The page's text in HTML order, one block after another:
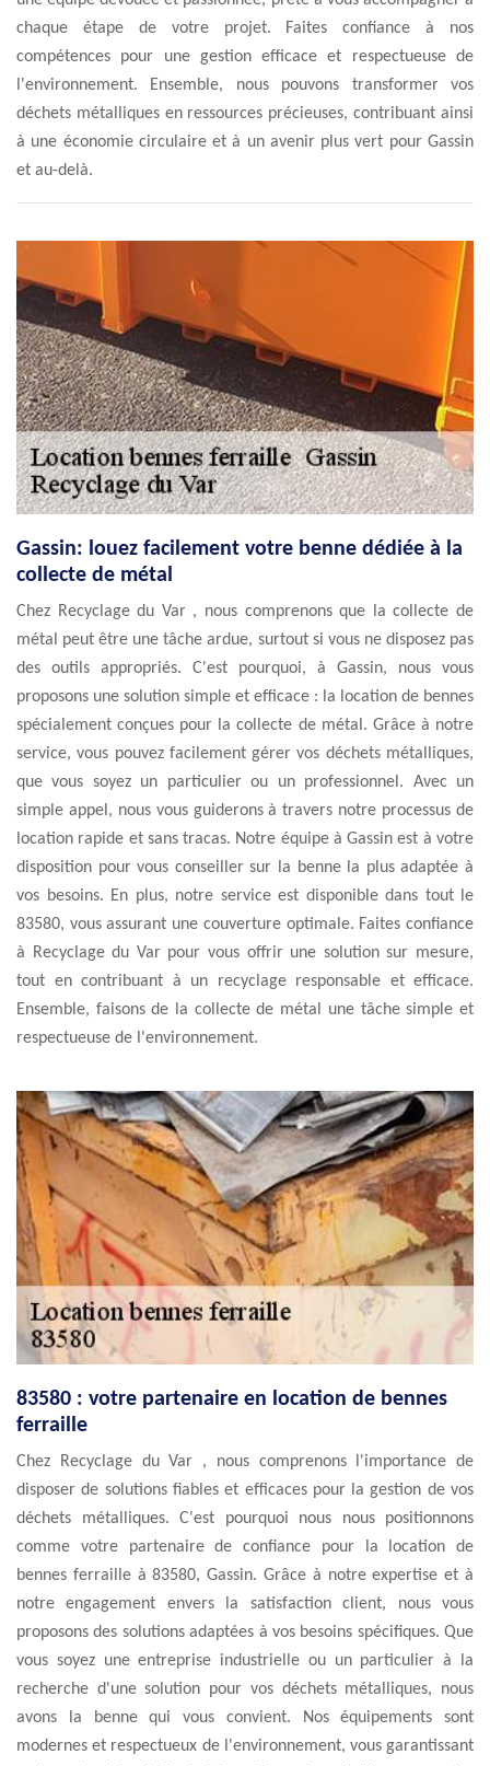
chaque étape de votre projet. Faites confiance à nos
compétences pour une gestion efficace et respectueuse de
l'environnement. Ensemble, nous pouvons transformer vos
déchets métalliques en ressources précieuses, contribuant ainsi
à une économie circulaire et à un avenir plus vert pour Gassin
et au-delà.
Gassin: louez facilement votre benne dédiée à la
collecte de métal
Chez Recyclage du Var , nous comprenons que la collecte de
métal peut être une tâche ardue, surtout si vous ne disposez pas
des outils appropriés. C'est pourquoi, à Gassin, nous vous
proposons une solution simple et efficace : la location de bennes
spécialement conçues pour la collecte de métal. Grâce à notre
service, vous pouvez facilement gérer vos déchets métalliques,
que vous soyez un particulier ou un professionnel. Avec un
simple appel, nous vous guiderons à travers notre processus de
location rapide et sans tracas. Notre équipe à Gassin est à votre
disposition pour vous conseiller sur la benne la plus adaptée à
vos besoins. En plus, notre service est disponible dans tout le
83580, vous assurant une couverture optimale. Faites confiance
à Recyclage du Var pour vous offrir une solution sur mesure,
tout en contribuant à un recyclage responsable et efficace.
Ensemble, faisons de la collecte de métal une tâche simple et
respectueuse de l'environnement.
83580 : votre partenaire en location de bennes
ferraille
Chez Recyclage du Var , nous comprenons l'importance de
disposer de solutions fiables et efficaces pour la gestion de vos
déchets métalliques. C'est pourquoi nous nous positionnons
comme votre partenaire de confiance pour la location de
bennes ferraille à 83580, Gassin. Grâce à notre expertise et à
notre engagement envers la satisfaction client, nous vous
proposons des solutions adaptées à vos besoins spécifiques. Que
vous soyez une entreprise industrielle ou un particulier à la
recherche d'une solution pour vos déchets métalliques, nous
avons la benne qui vous convient. Nos équipements sont
modernes et respectueux de l'environnement, vous garantissant